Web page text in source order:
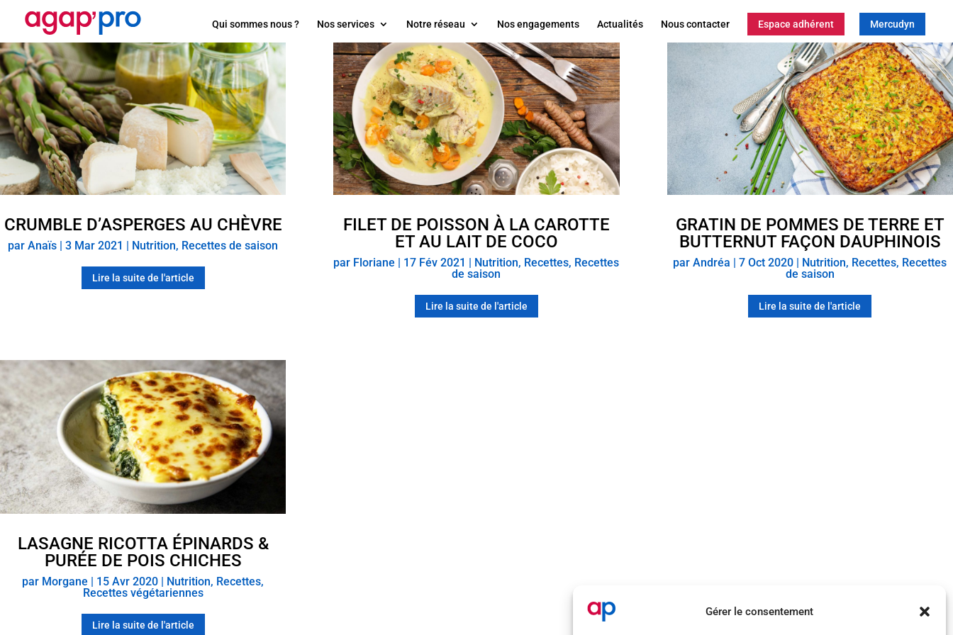
Gérer le consentement
Qui sommes nous ? Nos services Notre réseau Nos engagements Actualités Nous contacter Espace adhérent Mercudyn
CRUMBLE D’ASPERGES AU CHÈVRE
parAnaïs |3 Mar 2021 Nutrition, Recettes de saison
Lire la suite de l'article
FILET DE POISSON À LA CAROTTE
ET AU LAIT DE COCO
par Floriane 17 Fév 2021 Nutrition, Recettes, Recettes
de saison
Lire la suite de l'article
GRATIN DE POMMES DE TERRE ET
BUTTERNUT FAÇON DAUPHINOIS
parAndréa |7 Oct 2020 Nutrition, Recettes, Recettes
de saison
Lire la suite de l'article
LASAGNE RICOTTA ÉPINARDS &
PURÉE DE POIS CHICHES
par Morgane | 15 Avr 2020 | Nutrition, Recettes,
Recettes végétariennes
Lire la suite de l'article